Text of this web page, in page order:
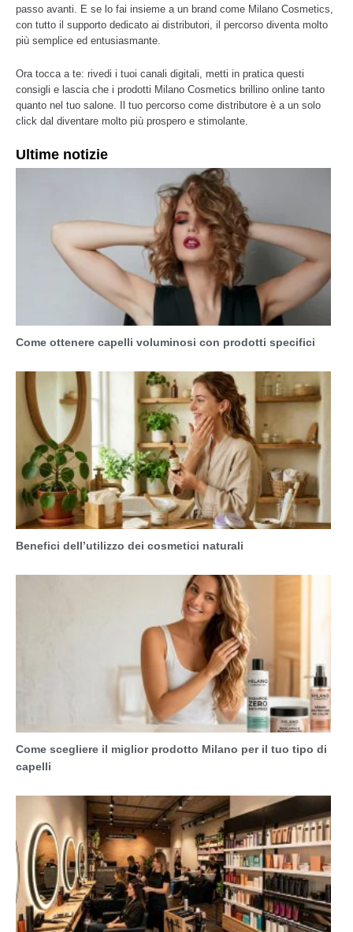
passo avanti. E se lo fai insieme a un brand come Milano Cosmetics,
con tutto il supporto dedicato ai distributori, il percorso diventa molto
più semplice ed entusiasmante.
Ora tocca a te: rivedi i tuoi canali digitali, metti in pratica questi
consigli e lascia che i prodotti Milano Cosmetics brillino online tanto
quanto nel tuo salone. Il tuo percorso come distributore è a un solo
click dal diventare molto più prospero e stimolante.
Ultime notizie
Come ottenere capelli voluminosi con prodotti specifici
Benefici dell’utilizzo dei cosmetici naturali
Come scegliere il miglior prodotto Milano per il tuo tipo di
capelli